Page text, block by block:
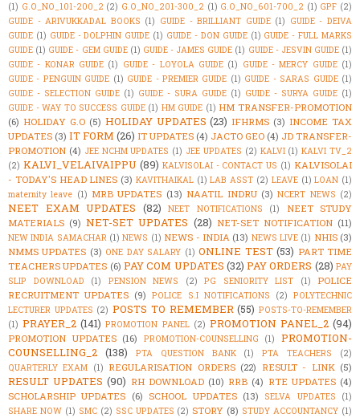
(1) G.O_NO_101-200_2 (2) G.O_NO_201-300_2 (1) G.O_NO_601-700_2 (1) GPF (2)
GUIDE - ARIVUKKADAL BOOKS (1) GUIDE - BRILLIANT GUIDE (1) GUIDE - DEIVA
GUIDE (1) GUIDE - DOLPHIN GUIDE (1) GUIDE - DON GUIDE (1) GUIDE - FULL MARKS
GUIDE (1) GUIDE - GEM GUIDE (1) GUIDE - JAMES GUIDE (1) GUIDE - JESVIN GUIDE (1)
GUIDE - KONAR GUIDE (1) GUIDE - LOYOLA GUIDE (1) GUIDE - MERCY GUIDE (1)
GUIDE - PENGUIN GUIDE (1) GUIDE - PREMIER GUIDE (1) GUIDE - SARAS GUIDE (1)
GUIDE - SELECTION GUIDE (1) GUIDE - SURA GUIDE (1) GUIDE - SURYA GUIDE (1)
GUIDE - WAY TO SUCCESS GUIDE (1) HM GUIDE (1) HM TRANSFER-PROMOTION
(6) HOLIDAY G.O (5) HOLIDAY UPDATES (23) IFHRMS (3) INCOME TAX
UPDATES (3) IT FORM (26) IT UPDATES (4) JACTO GEO (4) JD TRANSFER-
PROMOTION (4) JEE NCHM UPDATES (1) JEE UPDATES (2) KALVI (1) KALVI TV_2
(2) KALVI_VELAIVAIPPU (89) KALVISOLAI - CONTACT US (1) KALVISOLAI
- TODAY'S HEAD LINES (3) KAVITHAIKAL (1) LAB ASST (2) LEAVE (1) LOAN (1)
maternity leave (1) MRB UPDATES (13) NAATIL INDRU (3) NCERT NEWS (2)
NEET EXAM UPDATES (82) NEET NOTIFICATIONS (1)
NEET STUDY
MATERIALS (9) NET-SET UPDATES (28) NET-SET NOTIFICATION (11)
NEW INDIA SAMACHAR (1) NEWS (1) NEWS - INDIA (13) NEWS LIVE (1) NHIS (3)
NMMS UPDATES (3) ONE DAY SALARY (1) ONLINE TEST (53) PART TIME
TEACHERS UPDATES (6) PAY COM UPDATES (32) PAY ORDERS (28) PAY
SLIP DOWNLOAD
(1) PENSION NEWS (2) PG SENIORITY LIST (1)
POLICE
RECRUITMENT UPDATES (9) POLICE S.I NOTIFICATIONS (2) POLYTECHNIC
LECTURER UPDATES (2) POSTS TO REMEMBER (55) POSTS-TO-REMEMBER
(1) PRAYER_2 (141) PROMOTION PANEL (2) PROMOTION PANEL_2 (94)
PROMOTION UPDATES (16) PROMOTION-COUNSELLING (1)
PROMOTION-
COUNSELLING_2 (138) PTA QUESTION BANK (1) PTA TEACHERS
(2)
QUARTERLY EXAM (1) REGULARISATION ORDERS (22) RESULT - LINK (5)
RESULT UPDATES (90) RH DOWNLOAD (10) RRB (4) RTE UPDATES (4)
SCHOLARSHIP UPDATES (6) SCHOOL UPDATES (13) SELVA UPDATES
(1)
SHARE NOW (1) SMC (2) SSC UPDATES (2) STORY (8) STUDY ACCOUNTANCY (1)